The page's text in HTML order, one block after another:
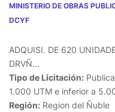
MINISTERIO DE OBRAS
DCYF
ADQUISI. DE 620
DRVÑ...
Tipo de Licitación:
1.000 UTM e inferior a
Región: Region del Ñuble